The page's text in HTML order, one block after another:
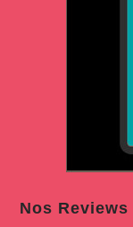
Nos Reviews